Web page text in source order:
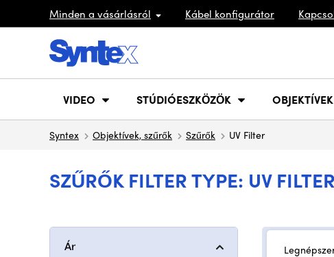
Minden a vásárlásról Kábel konfigurátor
VIDEO STÚDIÓESZKÖZÖK OBJEKTÍVEK
Syntex Objektívek, szűrők Szűrők UV Filter
SZŰRŐK FILTER TYPE: UV FILTER
Ár